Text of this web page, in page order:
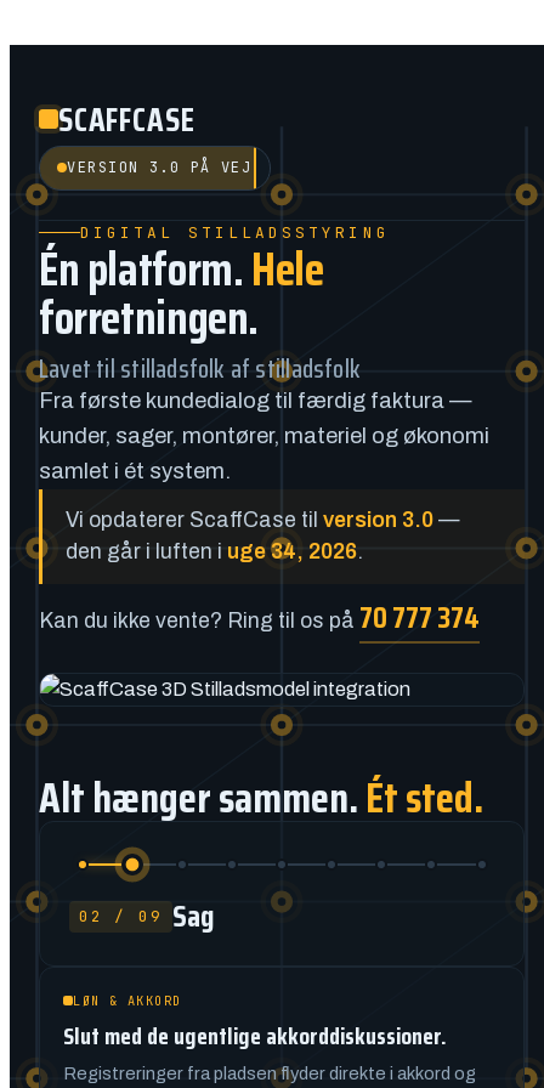
SCAFFCASE
VERSION 3.0 PÅ VEJ
DIGITAL STILLADSSTYRING
Én platform.Hele
forretningen.
Lavet til stilladsfolk af stilladsfolk
Fra første kundedialog til færdig faktura —
kunder, sager, montører, materiel og økonomi
samlet i ét system.
Vi opdaterer ScaffCase tilversion 3.0 —
den går i luften i uge 34, 2026.
Kan du ikke vente? Ring til os på 70 777 374
Alt hænger sammen.Ét sted.
02 / 09 Sag
LØN & AKKORD
Slut med de ugentlige akkorddiskussioner.
Registreringer fra pladsen flyder direkte i akkord og